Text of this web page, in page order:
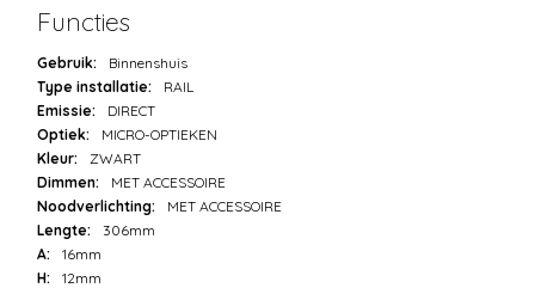
Functies
Gebruik:
Binnenshuis
Type installatie:
RAIL
Emissie:
DIRECT
Optiek:
MICRO-OPTIEKEN
Kleur:
ZWART
Dimmen:
MET ACCESSOIRE
Noodverlichting:
MET ACCESSOIRE
Lengte:
306mm
A:
16mm
H:
12mm